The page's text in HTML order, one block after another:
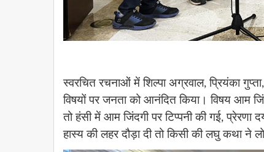
स्वरचित रचनाओं में शिल्पा अग्रवाल, प्रियंका
विषयों पर जनता को आनंदित किया। विषय
तो हंसी में आम जिंदगी पर टिप्पनी की गई, प्रेरणा
हास्य की लहर दौड़ा दी तो किसी की लघु कथा ने